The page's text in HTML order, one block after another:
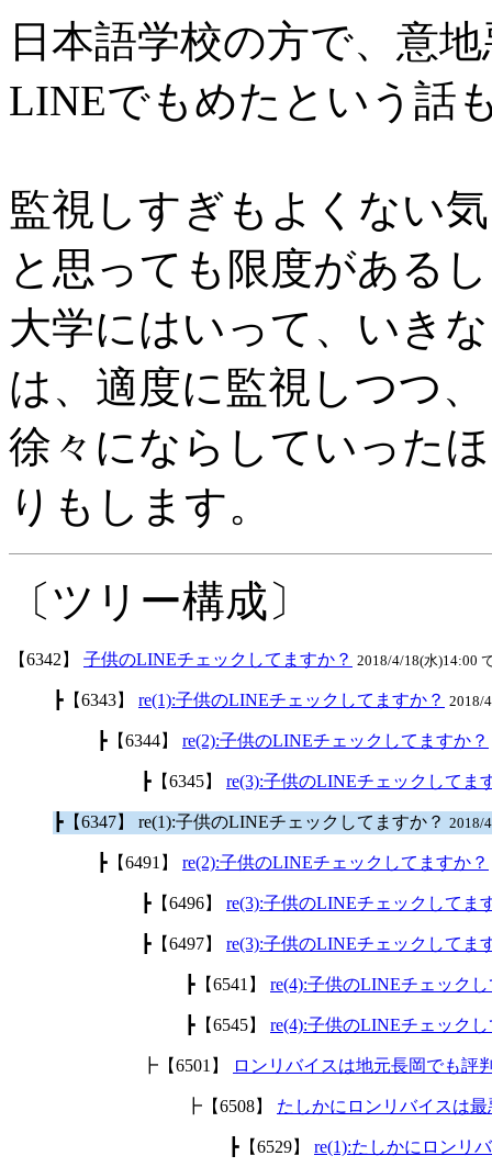
日本語学校の方で、意
LINEでもめたという話
監視しすぎもよくない
と思っても限度がある
大学にはいって、いき
は、適度に監視しつつ、
徐々にならしていった
りもします。
〔ツリー構成〕
【6342】 子供のLINEチェックしてますか？ 2018/4/18(水)14:00
┣【6343】 re(1):子供のLINEチェックしてますか？ 2018/
┣【6344】 re(2):子供のLINEチェックしてますか？
┣【6345】 re(3):子供のLINEチェックしてま
┣【6347】 re(1):子供のLINEチェックしてますか？ 2018/
┣【6491】 re(2):子供のLINEチェックしてますか？
┣【6496】 re(3):子供のLINEチェックしてま
┣【6497】 re(3):子供のLINEチェックしてま
┣【6541】 re(4):子供のLINEチェック
┣【6545】 re(4):子供のLINEチェック
┣【6501】 ロンリバイスは地元長岡でも評
┣【6508】 たしかにロンリバイスは
┣【6529】 re(1):たしかにロンリ